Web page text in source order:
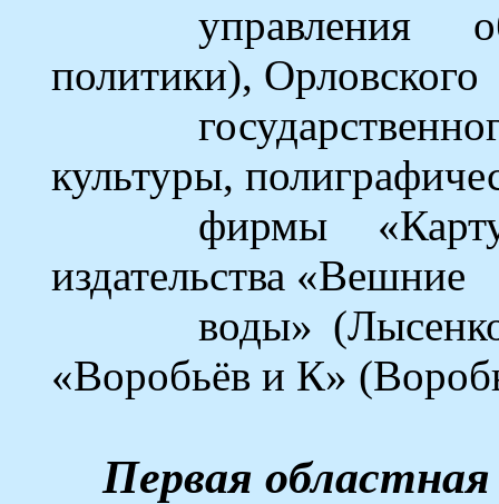
управления
политики), Орловского
культуры,
фирмы
издательства «Вешние
воды»
«Воробьёв и К»
Первая